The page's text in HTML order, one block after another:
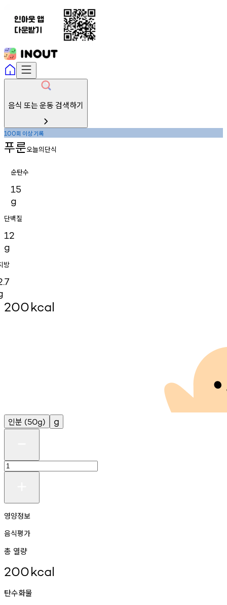
음식 또는 운동 검색하기
100회 이상기록
푸룬오늘의단식
순탄수
15
g
단백질
12
g
방
200kcal
인분 (50g) g
영양정보
음식평가
총 열량
200kcal
탄수화물